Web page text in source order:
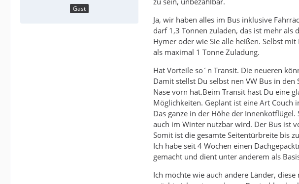
Gast
Ja, wir haben alles im Bus inklusive
darf 1,3 Tonnen zuladen, das ist mehr als
Hymer oder wie Sie alle heißen. Selbst
als maximal 1 Tonne Zuladung.
Hat Vorteile so´n Transit. Die neueren
Damit stellst Du selbst nen VW Bus in
Nase vorn hat.Beim Transit hast Du eine
Möglichkeiten. Geplant ist eine Art Couch
Das ganze in der Höhe der
auch im Winter nutzbar wird. Der Bus ist
Somit ist die gesamte Seitentürbreite bis
Ich habe seit 4 Wochen einen
gemacht und dient unter anderem als
Ich möchte wie auch andere Länder,